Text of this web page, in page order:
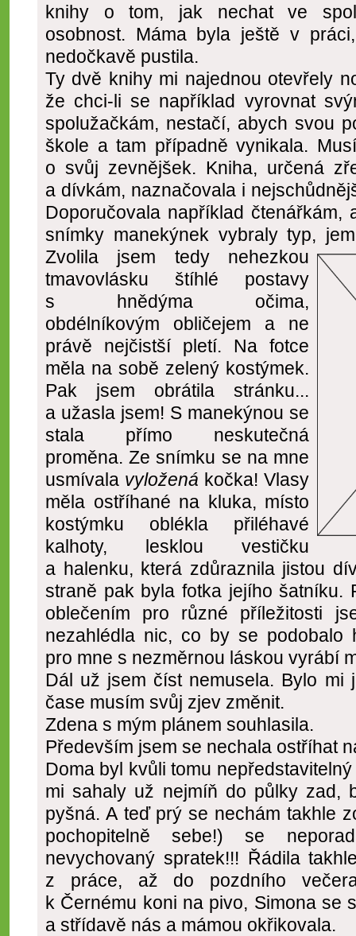
knihy o tom, jak nechat ve
osobnost. Máma byla ještě v
nedočkavě pustila.
Ty dvě knihy mi najednou otevřely
že chci-li se například vyrovnat
spolužačkám, nestačí, abych svou
škole a tam případně vynikala.
o svůj zevnějšek. Kniha, určená
a dívkám, naznačovala i
Doporučovala například čtenářkám,
snímky manekýnek vybraly typ,
Zvolila jsem tedy nehezkou
tmavovlásku štíhlé postavy
s hnědýma očima,
obdélníkovým obličejem a ne
právě nejčistší pletí. Na fotce
měla na sobě zelený kostýmek.
Pak jsem obrátila stránku...
a užasla jsem! S manekýnou se
stala přímo neskutečná
proměna. Ze snímku se na mne
usmívala vyložená kočka! Vlasy
měla ostříhané na kluka, místo
kostýmku oblékla přiléhavé
kalhoty, lesklou vestičku
a halenku, která zdůraznila jistou
straně pak byla fotka jejího šatníku.
oblečením pro různé příležitosti
nezahlédla nic, co by se podobalo
pro mne s nezměrnou láskou vyrábí
Dál už jsem číst nemusela. Bylo mi
čase musím svůj zjev změnit.
Zdena s mým plánem souhlasila.
Především jsem se nechala ostříhat
Doma byl kvůli tomu
mi sahaly už nejmíň do půlky zad,
pyšná. A teď prý se nechám takhle
pochopitelně sebe!) se
nevychovaný spratek!!! Řádila
z práce, až do pozdního
k Černému koni na pivo, Simona se
a střídavě nás a mámou okřikovala.